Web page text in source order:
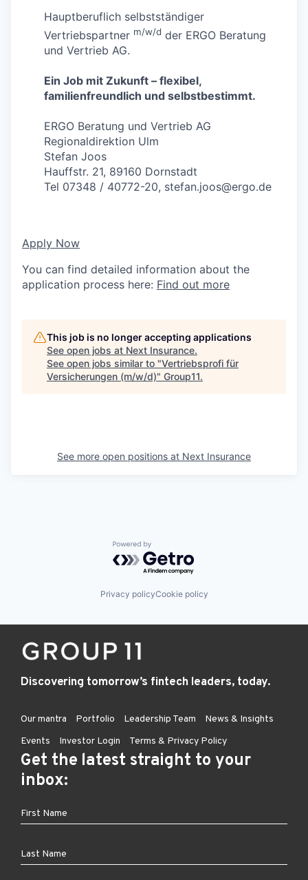
Hauptberuflich selbstständiger
Vertriebspartner m/w/d der ERGO Beratung
und Vertrieb AG.
Ein Job mit Zukunft – flexibel,
familienfreundlich und selbstbestimmt.
ERGO Beratung und Vertrieb AG
Regionaldirektion Ulm
Stefan Joos
Hauffstr. 21, 89160 Dornstadt
Tel 07348 / 40772-20, stefan.joos@ergo.de
Apply Now
You can find detailed information about the
application process here: Find out more
This job is no longer accepting applications
See open jobs at Next Insurance.
See open jobs similar to "Vertriebsprofi für
Versicherungen (m/w/d)" Group11.
See more open positions at Next Insurance
Powered by Getro.com
Privacy policyCookie policy
Discovering tomorrow’s fintech leaders, today.
Our mantra Portfolio Leadership Team
News & Insights
Events
Investor Login Terms & Privacy Policy
Get the latest straight to your
inbox: